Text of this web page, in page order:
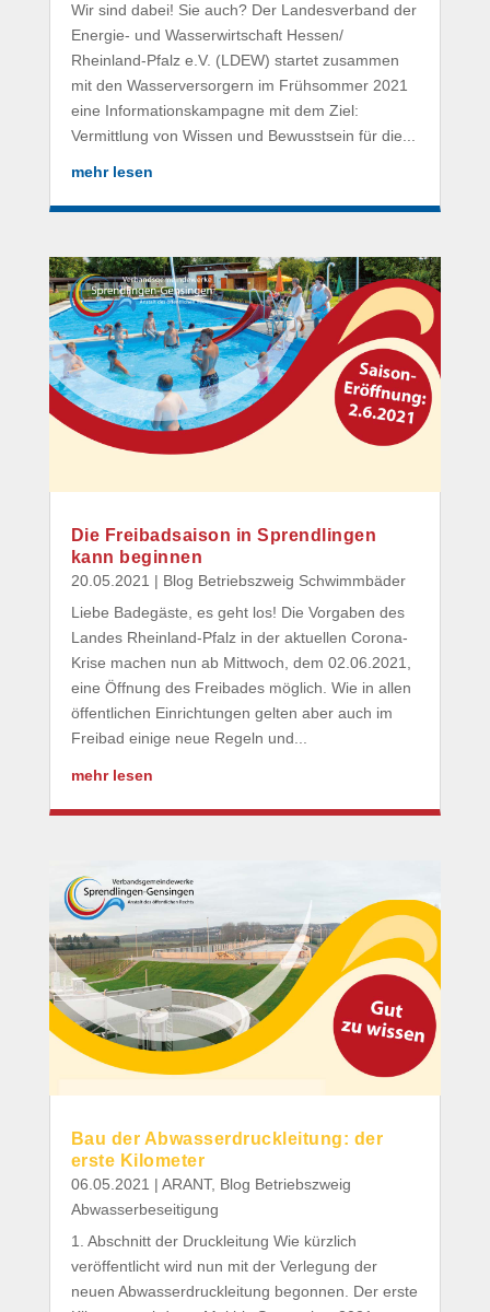
Wir sind dabei! Sie auch? Der Landesverband der
Energie- und Wasserwirtschaft Hessen/
Rheinland-Pfalz e.V. (LDEW) startet zusammen
mit den Wasserversorgern im Frühsommer 2021
eine Informationskampagne mit dem Ziel:
Vermittlung von Wissen und Bewusstsein für die...
mehr lesen
Die Freibadsaison in Sprendlingen
kann beginnen
20.05.2021 | Blog Betriebszweig Schwimmbäder
Liebe Badegäste, es geht los! Die Vorgaben des
Landes Rheinland-Pfalz in der aktuellen Corona-
Krise machen nun ab Mittwoch, dem 02.06.2021,
eine Öffnung des Freibades möglich. Wie in allen
öffentlichen Einrichtungen gelten aber auch im
Freibad einige neue Regeln und...
mehr lesen
Bau der Abwasserdruckleitung: der
erste Kilometer
06.05.2021 | ARANT, Blog Betriebszweig
Abwasserbeseitigung
1. Abschnitt der Druckleitung Wie kürzlich
veröffentlicht wird nun mit der Verlegung der
neuen Abwasserdruckleitung begonnen. Der erste